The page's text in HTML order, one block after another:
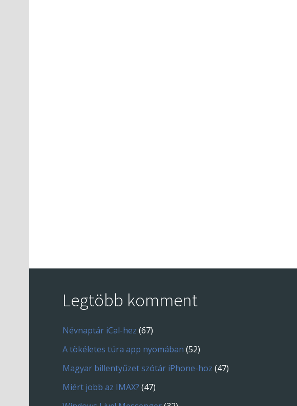
Legtöbb komment
Névnaptár iCal-hez (67)
A tökéletes túra app nyomában (52)
Magyar billentyűzet szótár iPhone-hoz (47)
Miért jobb az IMAX? (47)